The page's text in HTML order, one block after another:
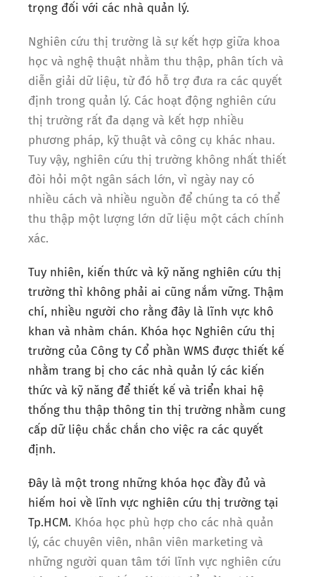
trọng đối với các nhà quản lý.
Nghiên cứu thị trường là sự kết hợp giữa khoa
học và nghệ thuật nhằm thu thập, phân tích và
diễn giải dữ liệu, từ đó hỗ trợ đưa ra các quyết
định trong quản lý. Các hoạt động nghiên cứu
thị trường rất đa dạng và kết hợp nhiều
phương pháp, kỹ thuật và công cụ khác nhau.
Tuy vậy, nghiên cứu thị trường không nhất thiết
đòi hỏi một ngân sách lớn, vì ngày nay có
nhiều cách và nhiều nguồn để chúng ta có thể
thu thập một lượng lớn dữ liệu một cách chính
xác.
Tuy nhiên, kiến thức và kỹ năng nghiên cứu thị
trường thì không phải ai cũng nắm vững. Thậm
chí, nhiều người cho rằng đây là lĩnh vực khô
khan và nhàm chán. Khóa học Nghiên cứu thị
trường của Công ty Cổ phần WMS được thiết kế
nhằm trang bị cho các nhà quản lý các kiến
thức và kỹ năng để thiết kế và triển khai hệ
thống thu thập thông tin thị trường nhằm cung
cấp dữ liệu chắc chắn cho việc ra các quyết
định.
Đây là một trong những khóa học đầy đủ và
hiếm hoi về lĩnh vực nghiên cứu thị trường tại
Tp.HCM. Khóa học phù hợp cho các nhà quản
lý, các chuyên viên, nhân viên marketing và
những người quan tâm tới lĩnh vực nghiên cứu